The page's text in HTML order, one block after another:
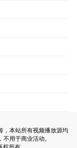
，本站所有视频播放源均
用于商业活动。